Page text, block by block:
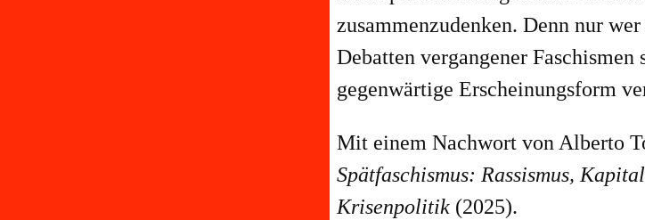
zusammenzudenken. Denn nur
Debatten vergangener Faschismen
gegenwärtige Erscheinungsform
Mit einem Nachwort von Alberto
Spätfaschismus: Rassismus,
Krisenpolitik (2025).